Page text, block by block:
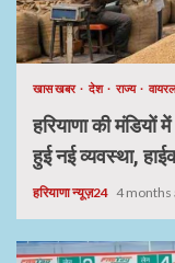
खास खबर देश राज्य
हरियाणा की
हुई नई व्यवस्था,
हरियाणा न्यूज़24 4 months